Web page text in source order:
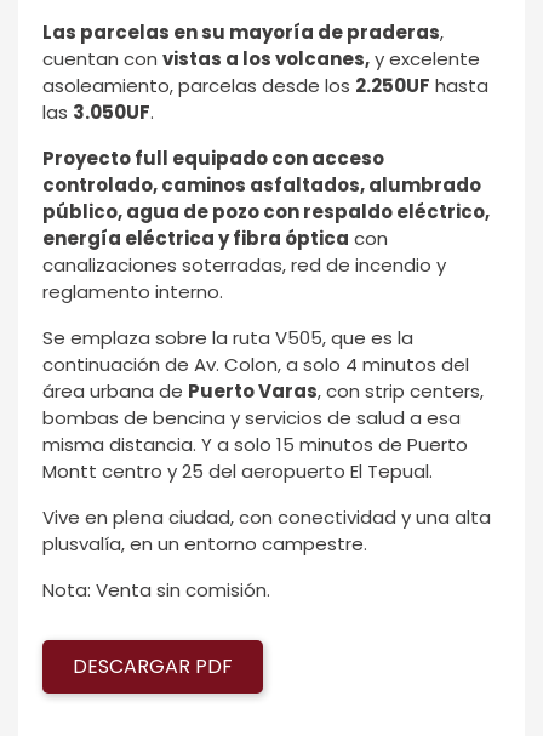
Las parcelas en su mayoría de praderas,
cuentan con vistas a los volcanes,y excelente
asoleamiento, parcelas desde los 2.250UF hasta
las 3.050UF.
Proyecto full equipado con acceso
controlado, caminos asfaltados, alumbrado
público, agua de pozo con respaldo eléctrico,
energía eléctrica y fibra óptica con
canalizaciones soterradas, red de incendio y
reglamento interno.
Se emplaza sobre la ruta V505, que es la
continuación de Av. Colon, a solo 4 minutos del
área urbana de Puerto Varas, con strip centers,
bombas de bencina y servicios de salud a esa
misma distancia. Y a solo 15 minutos de Puerto
Montt centro y 25 del aeropuerto El Tepual.
Vive en plena ciudad, con conectividad y una alta
plusvalía, en un entorno campestre.
Nota: Venta sin comisión.
DESCARGAR PDF